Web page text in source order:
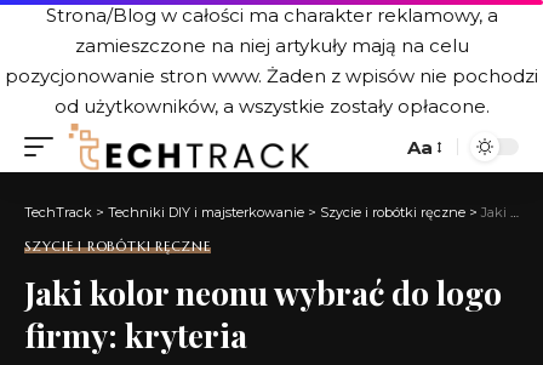
Strona/Blog w całości ma charakter reklamowy, a
zamieszczone na niej artykuły mają na celu
pozycjonowanie stron www. Żaden z wpisów nie pochodzi
od użytkowników, a wszystkie zostały opłacone.
Aa
TechTrack > Techniki DIY i majsterkowanie > Szycie i robótki ręczne > Jaki kolor neonu wybrać do logo firmy: kryteria
SZYCIE I ROBÓTKI RĘCZNE
Jaki kolor neonu wybrać do logo
firmy: kryteria